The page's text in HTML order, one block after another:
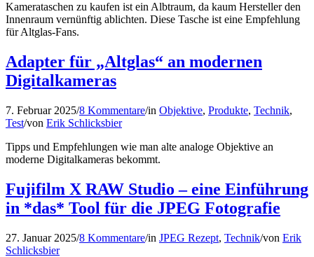
Kamerataschen zu kaufen ist ein Albtraum, da kaum Hersteller den
Innenraum vernünftig ablichten. Diese Tasche ist eine Empfehlung
für Altglas-Fans.
Adapter für „Altglas“ an modernen
Digitalkameras
7. Februar 2025/8 Kommentare/in Objektive, Produkte, Technik,
Test/von Erik Schlicksbier
Tipps und Empfehlungen wie man alte analoge Objektive an
moderne Digitalkameras bekommt.
Fujifilm X RAW Studio – eine Einführung
in *das* Tool für die JPEG Fotografie
27. Januar 2025/8 Kommentare/in JPEG Rezept, Technik/von Erik
Schlicksbier